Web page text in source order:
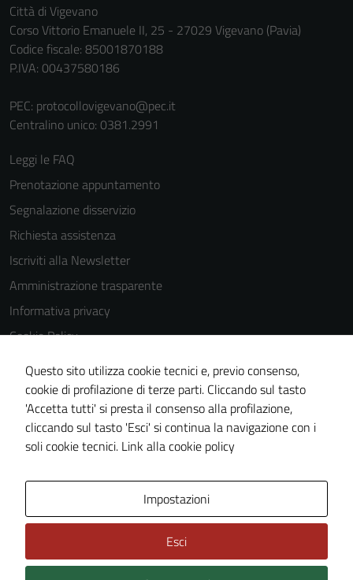
Città di Vigevano
Corso Vittorio Emanuele II, 25 - 27029 Vigevano (Pavia)
Codice fiscale: 85001870188
P.IVA: 00437580186
PEC: protocollovigevano@pec.it
Centralino unico: 0381.2991
Leggi le FAQ
Prenotazione appuntamento
Segnalazione disservizio
Richiesta assistenza
Iscriviti alla Newsletter
Amministrazione trasparente
Informativa privacy
Cookie Policy
Media policy
Note legali
Dichiarazione di accessibilità
Piano di miglioramento del sito
Questo sito utilizza cookie tecnici e, previo consenso,
cookie di profilazione di terze parti. Cliccando sul tasto
'Accetta tutti' si presta il consenso alla profilazione,
cliccando sul tasto 'Esci' si continua la navigazione con i
soli cookie tecnici. Link alla cookie policy
Impostazioni
Esci